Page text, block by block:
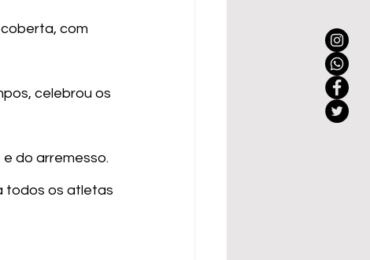
com
celebrou os
do arremesso.
todos os atletas